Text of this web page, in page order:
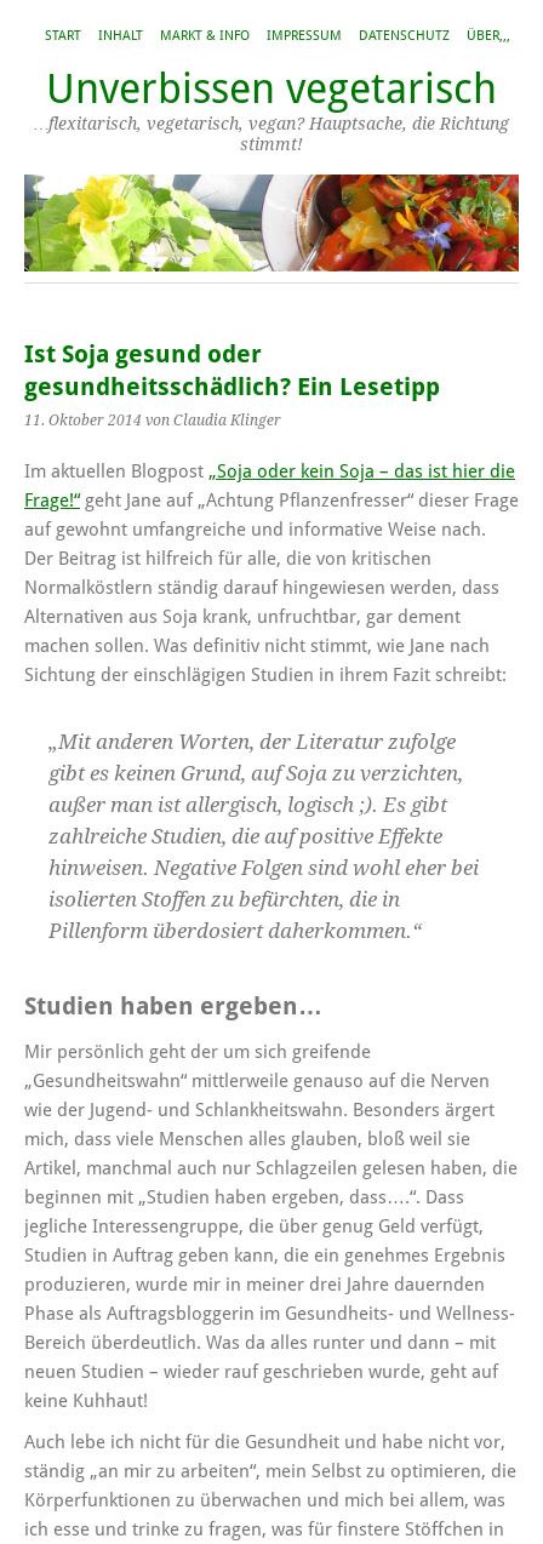
START INHALT MARKT & INFO IMPRESSUM DATENSCHUTZ ÜBER,,,
Unverbissen vegetarisch
…flexitarisch, vegetarisch, vegan? Hauptsache, die Richtung
stimmt!
Ist Soja gesund oder
gesundheitsschädlich? Ein Lesetipp
11. Oktober 2014 von Claudia Klinger
Im aktuellen Blogpost „Soja oder kein Soja – das ist hier die
Frage!“geht Jane auf „Achtung Pflanzenfresser“ dieser Frage
auf gewohnt umfangreiche und informative Weise nach.
Der Beitrag ist hilfreich für alle, die von kritischen
Normalköstlern ständig darauf hingewiesen werden, dass
Alternativen aus Soja krank, unfruchtbar, gar dement
machen sollen. Was definitiv nicht stimmt, wie Jane nach
Sichtung der einschlägigen Studien in ihrem Fazit schreibt:
„Mit anderen Worten, der Literatur zufolge
gibt es keinen Grund, auf Soja zu verzichten,
außer man ist allergisch, logisch ;). Es gibt
zahlreiche Studien, die auf positive Effekte
hinweisen. Negative Folgen sind wohl eher bei
isolierten Stoffen zu befürchten, die in
Pillenform überdosiert daherkommen.“
Studien haben ergeben…
Mir persönlich geht der um sich greifende
„Gesundheitswahn“ mittlerweile genauso auf die Nerven
wie der Jugend- und Schlankheitswahn. Besonders ärgert
mich, dass viele Menschen alles glauben, bloß weil sie
Artikel, manchmal auch nur Schlagzeilen gelesen haben, die
beginnen mit „Studien haben ergeben, dass….“. Dass
jegliche Interessengruppe, die über genug Geld verfügt,
Studien in Auftrag geben kann, die ein genehmes Ergebnis
produzieren, wurde mir in meiner drei Jahre dauernden
Phase als Auftragsbloggerin im Gesundheits- und Wellness-
Bereich überdeutlich. Was da alles runter und dann – mit
neuen Studien – wieder rauf geschrieben wurde, geht auf
keine Kuhhaut!
Auch lebe ich nicht für die Gesundheit und habe nicht vor,
ständig „an mir zu arbeiten“, mein Selbst zu optimieren, die
Körperfunktionen zu überwachen und mich bei allem, was
ich esse und trinke zu fragen, was für finstere Stöffchen in